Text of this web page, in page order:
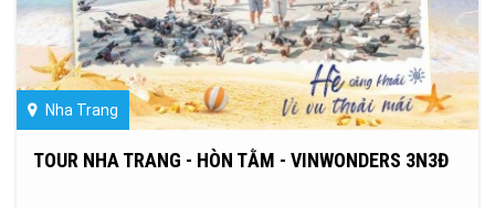
Nha Trang
TOUR NHA TRANG - HÒN TẰM - VINWONDERS 3N3Đ